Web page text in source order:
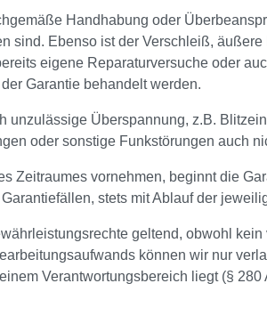
Handhabung oder
sind. Ebenso ist der Verschleiß,
eigene Reparaturversuche oder
Garantie behandelt werden.
Überspannung, z.B.
oder sonstige Funkstörungen auch
Zeitraumes vornehmen, beginnt die
stets mit Ablauf der
geltend, obwohl
können wir nur
Verantwortungsbereich liegt (§ 280